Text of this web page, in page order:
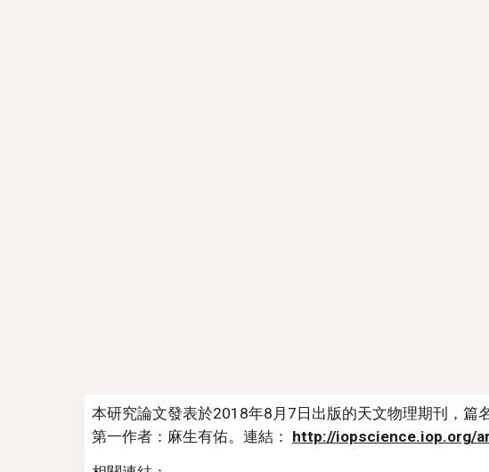
本研究論文發表於2018年8月7日出版的天文物理期刊，篇
第一作者：麻生有佑。連結： http://iopscience.iop.org/